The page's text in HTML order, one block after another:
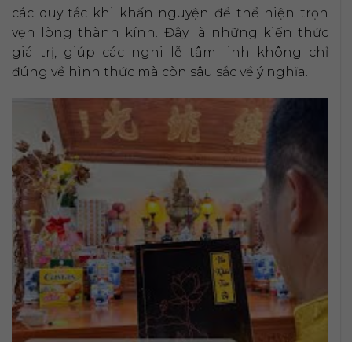
các quy tắc khi khấn nguyện để thể hiện trọn
vẹn lòng thành kính. Đây là những kiến thức
giá trị, giúp các nghi lễ tâm linh không chỉ
đúng về hình thức mà còn sâu sắc về ý nghĩa.